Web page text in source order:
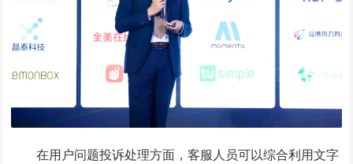
在用户问题投诉处理方面，客服人员可以综合利用文字